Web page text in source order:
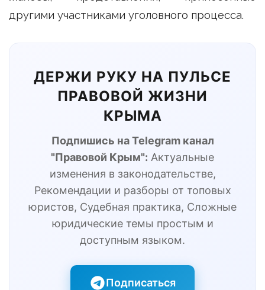
другими участниками уголовного процесса.
ДЕРЖИ РУКУ НА ПУЛЬСЕ
ПРАВОВОЙ ЖИЗНИ
КРЫМА
Подпишись на Telegram канал
"Правовой Крым": Актуальные
изменения в законодательстве,
Рекомендации и разборы от топовых
юристов, Судебная практика, Сложные
юридические темы простым и
доступным языком.
Подписаться